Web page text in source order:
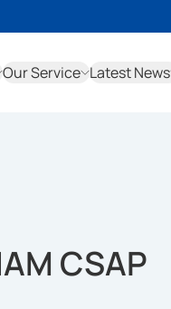
Our Service Latest News
CSAP